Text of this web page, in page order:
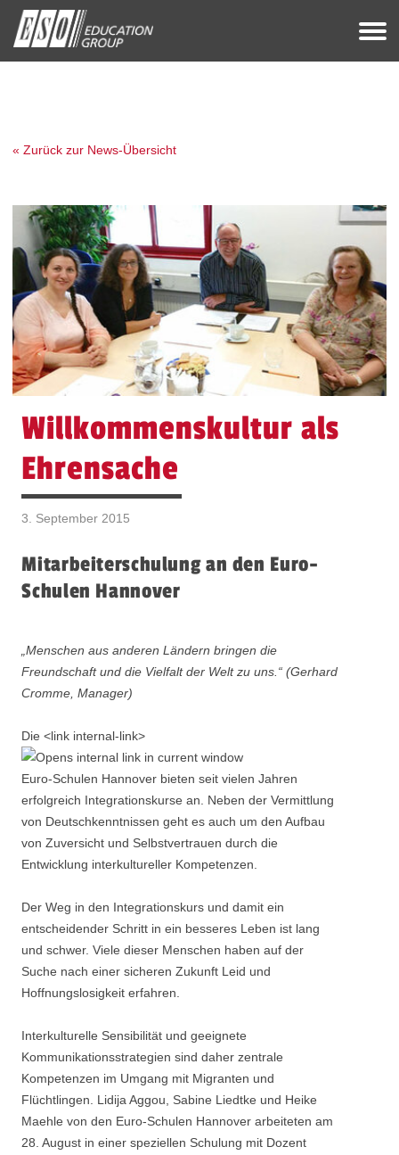
« Zurück zur News-Übersicht
Willkommenskultur als
Ehrensache
3. September 2015
Mitarbeiterschulung an den Euro-
Schulen Hannover
„Menschen aus anderen Ländern bringen die
Freundschaft und die Vielfalt der Welt zu uns.“ (Gerhard
Cromme, Manager)
Die <link internal-link>
Euro-Schulen Hannover bieten seit vielen Jahren
erfolgreich Integrationskurse an. Neben der Vermittlung
von Deutschkenntnissen geht es auch um den Aufbau
von Zuversicht und Selbstvertrauen durch die
Entwicklung interkultureller Kompetenzen.
Der Weg in den Integrationskurs und damit ein
entscheidender Schritt in ein besseres Leben ist lang
und schwer. Viele dieser Menschen haben auf der
Suche nach einer sicheren Zukunft Leid und
Hoffnungslosigkeit erfahren.
Interkulturelle Sensibilität und geeignete
Kommunikationsstrategien sind daher zentrale
Kompetenzen im Umgang mit Migranten und
Flüchtlingen. Lidija Aggou, Sabine Liedtke und Heike
Maehle von den Euro-Schulen Hannover arbeiteten am
28. August in einer speziellen Schulung mit Dozent